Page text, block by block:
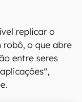
replicar o
o que abre
entre seres